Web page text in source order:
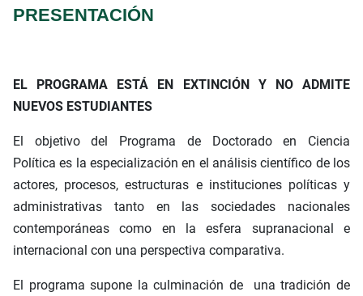
PRESENTACIÓN
EL PROGRAMA ESTÁ EN EXTINCIÓN Y NO ADMITE
NUEVOS ESTUDIANTES
El objetivo del Programa de Doctorado en Ciencia
Política es la especialización en el análisis científico de los
actores, procesos, estructuras e instituciones políticas y
administrativas tanto en las sociedades nacionales
contemporáneas como en la esfera supranacional e
internacional con una perspectiva comparativa.
El programa supone la culminación de una tradición de